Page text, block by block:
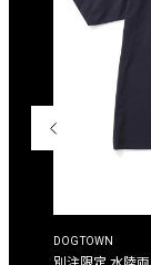
DOGTOWN